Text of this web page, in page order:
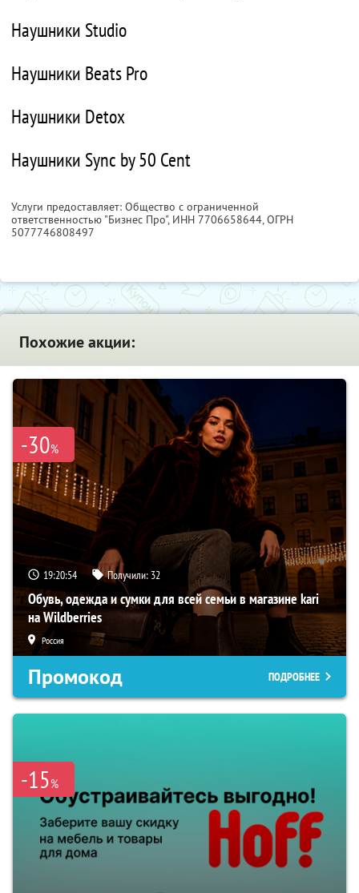
Наушники Studio
Наушники Beats Pro
Наушники Detox
Наушники Sync by 50 Cent
Услуги предоставляет: Общество с ограниченной
ответственностью "Бизнес Про", ИНН 7706658644, ОГРН
5077746808497
Похожие акции:
-30%
19:20:53 Получили: 32
Обувь, одежда и сумки для всей семьи в магазине kari
на Wildberries
Россия
Промокод ПОДРОБНЕЕ
-15%